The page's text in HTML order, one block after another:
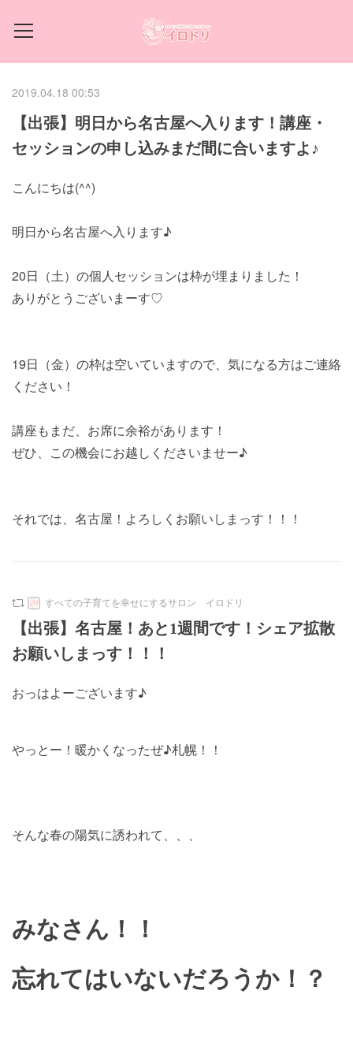
2019.04.18 00:53
【出張】明日から名古屋へ入ります！講座・
セッションの申し込みまだ間に合いますよ♪
こんにちは(^^)
明日から名古屋へ入ります♪
20日（土）の個人セッションは枠が埋まりました！
ありがとうございまーす♡
19日（金）の枠は空いていますので、気になる方はご連絡
ください！
講座もまだ、お席に余裕があります！
ぜひ、この機会にお越しくださいませー♪
それでは、名古屋！よろしくお願いしまっす！！！
すべての子育てを幸せにするサロン イロドリ
【出張】名古屋！あと1週間です！シェア拡散
お願いしまっす！！！
おっはよーございます♪
やっとー！暖かくなったぜ♪札幌！！
そんな春の陽気に誘われて、、、
みなさん！！
忘れてはいないだろうか！？